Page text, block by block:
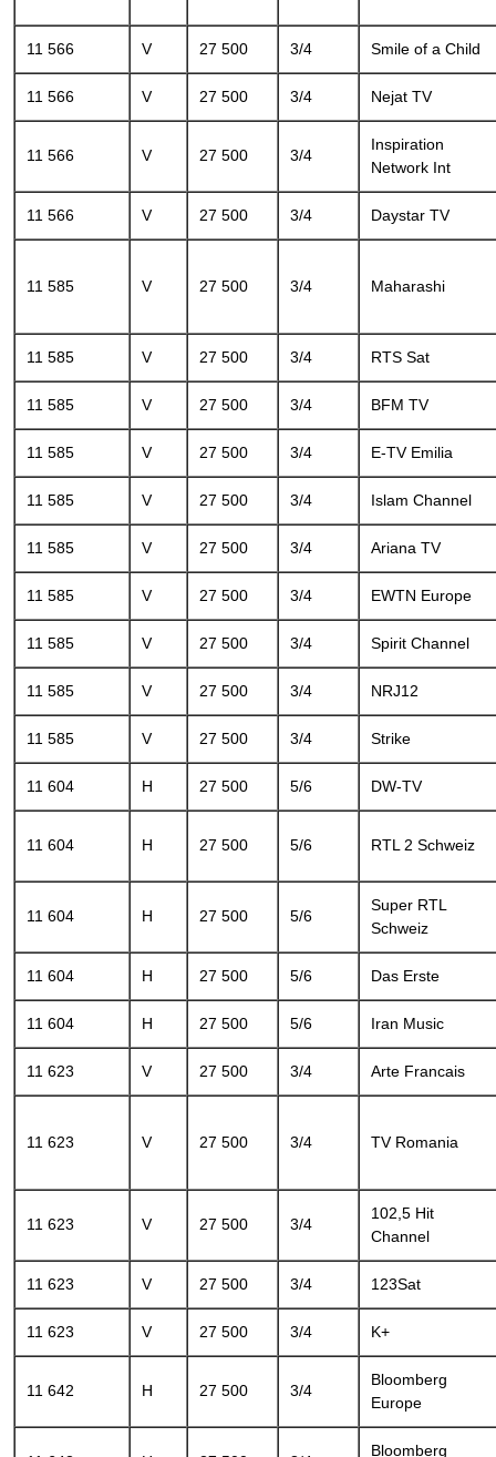
11 566 V 27 500 3/4 Smile of a Child
11 566 V 27 500 3/4 Nejat TV
11 566 V 27 500 3/4
Inspiration
Network Int
11 566 V 27 500 3/4 Daystar TV
11 585 V 27 500 3/4 Maharashi
11 585 V 27 500 3/4 RTS Sat
11 585 V 27 500 3/4 BFM TV
11 585 V 27 500 3/4 E-TV Emilia
11 585 V 27 500 3/4 Islam Channel
11 585 V 27 500 3/4 Ariana TV
11 585 V 27 500 3/4 EWTN Europe
11 585 V 27 500 3/4 Spirit Channel
11 585 V 27 500 3/4 NRJ12
11 585 V 27 500 3/4 Strike
11 604 H 27 500 5/6 DW-TV
11 604 H 27 500 5/6 RTL 2 Schweiz
11 604 H 27 500 5/6
Super RTL
Schweiz
11 604 H 27 500 5/6 Das Erste
11 604 H 27 500 5/6 Iran Music
11 623 V 27 500 3/4 Arte Francais
11 623 V 27 500 3/4 TV Romania
11 623 V 27 500 3/4
102,5 Hit
Channel
11 623 V 27 500 3/4 123Sat
11 623 V 27 500 3/4 K+
11 642 H 27 500 3/4
Bloomberg
Europe
Bloomberg